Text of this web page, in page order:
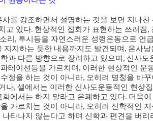
사를 강조하면서 설명하는 것을 보면 지나친
고 있다. 현상적인 집회가 표현하는 쓰러짐,
리 , 투시등을 자연스러운 성령운동으로 언
지지하는 듯한 내용까지도 발견되며 , 은사남
과 다른 방향으로 장려하고 있으며 , 신사도
테이션등을 가르치며 , 이러한 현상적인 운
정을 하는 것이 아니라, 오히려 명칭을 바꾸
나, 셀에서는 이러한 신사도운동적인 현상
회에서는 하지 말라고 은폐하고 있다. 더욱이
가르치는 것이 아니라, 오히려 신학적인 지
타나지 않는다고 하며 신학과 편견을 버리